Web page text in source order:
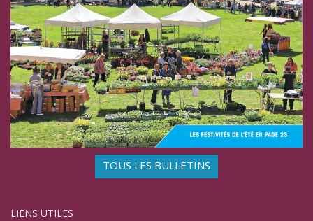
TOUS LES BULLETINS
LIENS UTILES